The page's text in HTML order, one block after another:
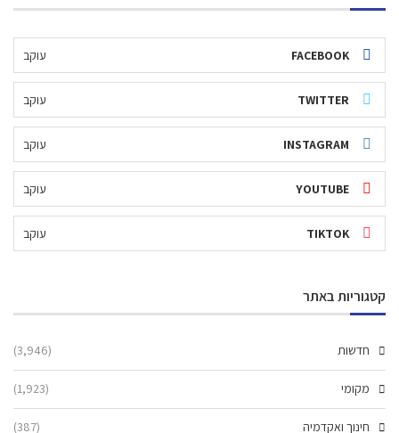
FACEBOOK עוקב
TWITTER עוקב
INSTAGRAM עוקב
YOUTUBE עוקב
TIKTOK עוקב
קטגוריות באתר
חדשות (3,946)
מקומי (1,923)
חינוך ואקדמיה (387)